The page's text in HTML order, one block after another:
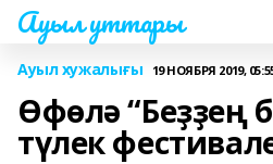
Ауыл уттары
Ауыл хужалығы 19 НОЯБРЯ 2019,
Өфөлә “Беҙҙең
түлек